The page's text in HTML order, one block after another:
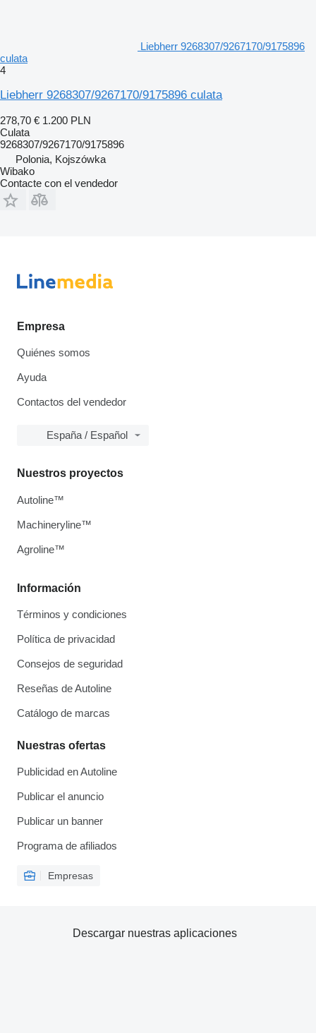
Liebherr 9268307/9267170/9175896
culata
4
Liebherr 9268307/9267170/9175896 culata
278,70 € 1.200 PLN
Culata
9268307/9267170/9175896
Polonia, Kojszówka
Wibako
Contacte con el vendedor
Empresa
Quiénes somos
Ayuda
Contactos del vendedor
España / Español
Información
Términos y condiciones
Política de privacidad
Consejos de seguridad
Reseñas de Autoline
Catálogo de marcas
Nuestras ofertas
Publicidad en Autoline
Publicar el anuncio
Publicar un banner
Programa de afiliados
Empresas
Nuestros proyectos
Autoline™
Machineryline™
Agroline™
Descargar nuestras aplicaciones